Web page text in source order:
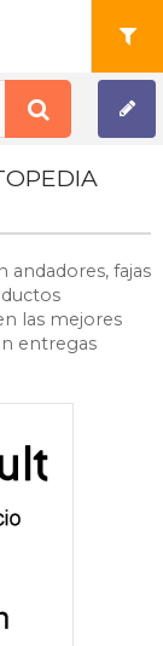
fajas
las mejores
entregas